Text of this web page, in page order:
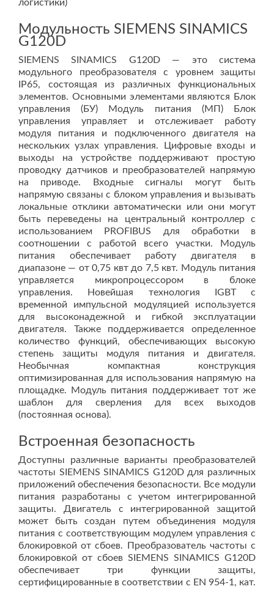
логистики)
Модульность SIEMENS SINAMICS
G120D
SIEMENS SINAMICS G120D — это система
модульного преобразователя с уровнем защиты
IP65, состоящая из различных функциональных
элементов. Основными элементами являются Блок
управления (БУ) Модуль питания (МП) Блок
управления управляет и отслеживает работу
модуля питания и подключенного двигателя на
нескольких узлах управления. Цифровые входы и
выходы на устройстве поддерживают простую
проводку датчиков и преобразователей напрямую
на приводе. Входные сигналы могут быть
напрямую связаны с блоком управления и вызывать
локальные отклики автоматически или они могут
быть переведены на центральный контроллер с
использованием PROFIBUS для обработки в
соотношении с работой всего участки. Модуль
питания обеспечивает работу двигателя в
диапазоне — от 0,75 квт до 7,5 квт. Модуль питания
управляется микропроцессором в блоке
управления. Новейшая технология IGBT с
временной импульсной модуляцией используется
для высоконадежной и гибкой эксплуатации
двигателя. Также поддерживается определенное
количество функций, обеспечивающих высокую
степень защиты модуля питания и двигателя.
Необычная компактная конструкция
оптимизированная для использования напрямую на
площадке. Модуль питания поддерживает тот же
шаблон для сверления для всех выходов
(постоянная основа).
Встроенная безопасность
Доступны различные варианты преобразователей
частоты SIEMENS SINAMICS G120D для различных
приложений обеспечения безопасности. Все модули
питания разработаны с учетом интегрированной
защиты. Двигатель с интегрированной защитой
может быть создан путем объединения модуля
питания с соответствующим модулем управления с
блокировкой от сбоев. Преобразователь частоты с
блокировкой от сбоев SIEMENS SINAMICS G120D
обеспечивает три функции защиты,
сертифицированные в соответствии с EN 954-1, кат.